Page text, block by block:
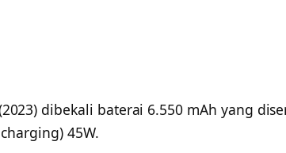
dibekali baterai 6.550 mAh yang
45W.